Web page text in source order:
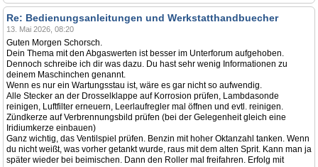
Re: Bedienungsanleitungen und Werkstatthandbuecher
13. Mai 2026, 08:20
Guten Morgen Schorsch.
Dein Thema mit den Abgaswerten ist besser im Unterforum aufgehoben.
Dennoch schreibe ich dir was dazu. Du hast sehr wenig Informationen zu
deinem Maschinchen genannt.
Wenn es nur ein Wartungsstau ist, wäre es gar nicht so aufwendig.
Alle Stecker an der Drosselklappe auf Korrosion prüfen, Lambdasonde
reinigen, Luftfilter erneuern, Leerlaufregler mal öffnen und evtl. reinigen.
Zündkerze auf Verbrennungsbild prüfen (bei der Gelegenheit gleich eine
Iridiumkerze einbauen)
Ganz wichtig, das Ventilspiel prüfen. Benzin mit hoher Oktanzahl tanken. Wenn
du nicht weißt, was vorher getankt wurde, raus mit dem alten Sprit. Kann man ja
später wieder bei beimischen. Dann den Roller mal freifahren. Erfolg mit